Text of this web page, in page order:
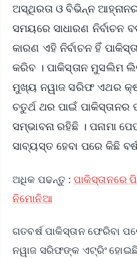
ଅସ୍ଥିରତା ଓ ବିଭିନ୍ନ
ସମୟରେ ସାଧାରଣ ନିର୍ବାଚନ
କାରଣ ଏହି ନିର୍ବାଚନ ହିଁ
କରିବ । ପାକିସ୍ତାନ ମୁସଲିମ
ମୁଖ୍ୟ ନୱାଜ ସରିଫ ଏଥର
ଚତୁର୍ଥ ଥର ପାଇଁ ପାକିସ୍ତାନର
ସମ୍ଭାବନା ରହିଛି । ପନାମା
ସାବ୍ୟସ୍ତ ହେବା ପରେ କିଛି
ଅଧିକ ପଢନ୍ତୁ : ପାକିସ୍ତାନରେ
ନିମୋନିଆ
ଗତବର୍ଷ ପାକିସ୍ତାନ ଫେରିବା
ନୱାଜ ସରିଫଙ୍କ ଏଟ୍ରିଂ